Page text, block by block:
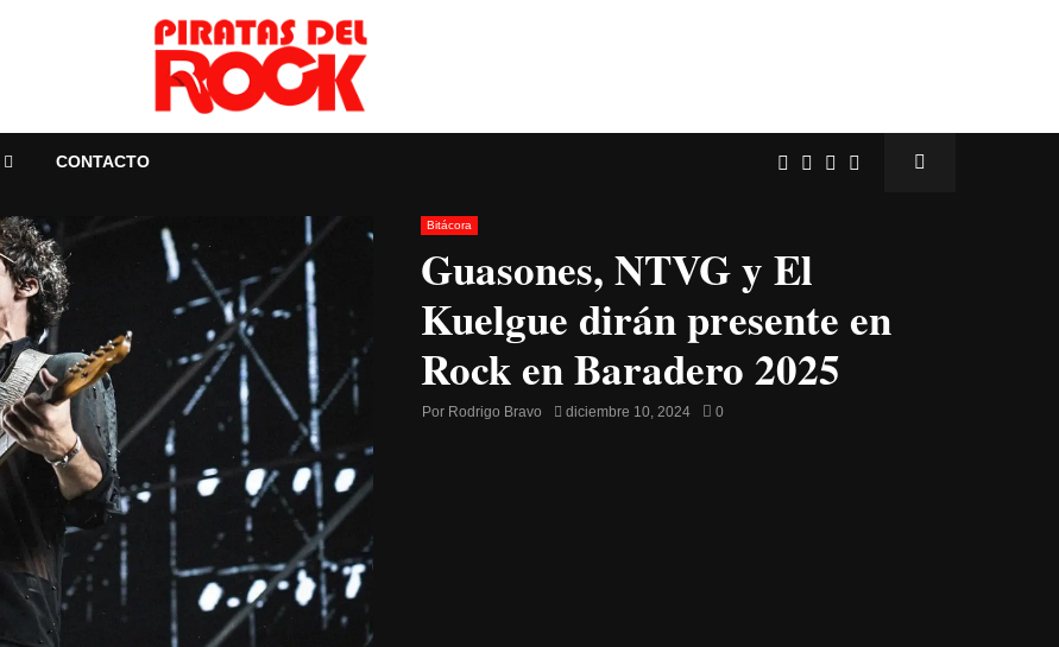
CONTACTO
Bitácora
Guasones, NTVG y El
Kuelgue dirán presente en
Rock en Baradero 2025
Por Rodrigo Bravo diciembre 10, 2024 0